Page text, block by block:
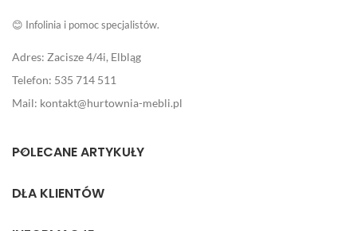
😊 Infolinia i pomoc specjalistów.
Adres: Zacisze 4/4i, Elbląg
Telefon: 535 714 511
Mail: kontakt@hurtownia-mebli.pl
POLECANE ARTYKUŁY
DLA KLIENTÓW